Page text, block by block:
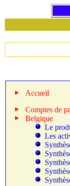
Accueil
Comptes de
Belgique
Le
Les